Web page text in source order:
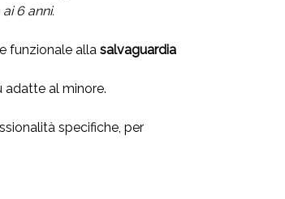
6 anni.
funzionale alla salvaguardia
adatte al minore.
specifiche, per